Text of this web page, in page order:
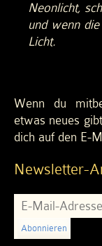
Neonlicht,
und wenn
Licht.
Wenn du
etwas neues
dich auf den E-
Newsletter-